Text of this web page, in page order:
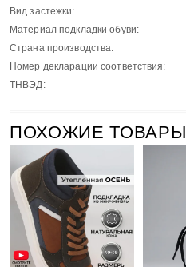
Вид застежки:
Материал подкладки обуви:
Страна производства:
Номер декларации соответствия:
ТНВЭД:
ПОХОЖИЕ ТОВАРЫ